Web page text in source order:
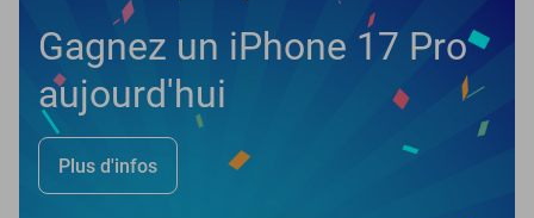
Gagnez un iPhone 17 Pro
aujourd'hui
Plus d'infos